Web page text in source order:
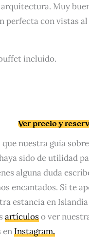
Muy
perfecta con vistas al
incluído.
Ver precio y
que nuestra guía
sido de utilidad
alguna duda
encantados. Si te
estancia en
artículoso ver
enInstagram.